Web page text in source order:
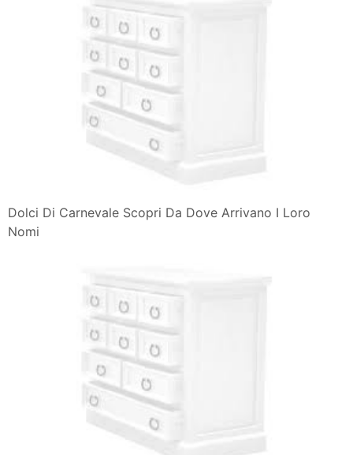
Dolci Di Carnevale Scopri Da Dove Arrivano I Loro
Nomi